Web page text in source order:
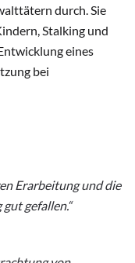
durch. Sie
Stalking und
eines
bei
Erarbeitung und die
gefallen.“